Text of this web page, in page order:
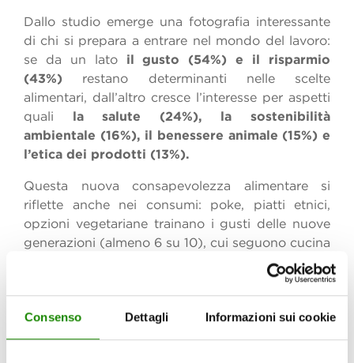
Consenso Dettagli Informazioni sui cookie
Dallo studio emerge una fotografia interessante
di chi si prepara a entrare nel mondo del lavoro:
se da un lato il gusto (54%) e il risparmio
(43%) restano determinanti nelle scelte
alimentari, dall’altro cresce l’interesse per aspetti
quali la salute (24%), la sostenibilità
ambientale (16%), il benessere animale (15%) e
l’etica dei prodotti (13%).
Questa nuova consapevolezza alimentare si
riflette anche nei consumi: poke, piatti etnici,
opzioni vegetariane trainano i gusti delle nuove
generazioni (almeno 6 su 10), cui seguono cucina
fusion e frullati. Al tempo stesso, resta forte il
legame con la tradizione: il 34% della
popolazione universitaria sceglie in base alla
qualità Made in Italy
, con una crescente
attenzione per le tematiche legate a packaging